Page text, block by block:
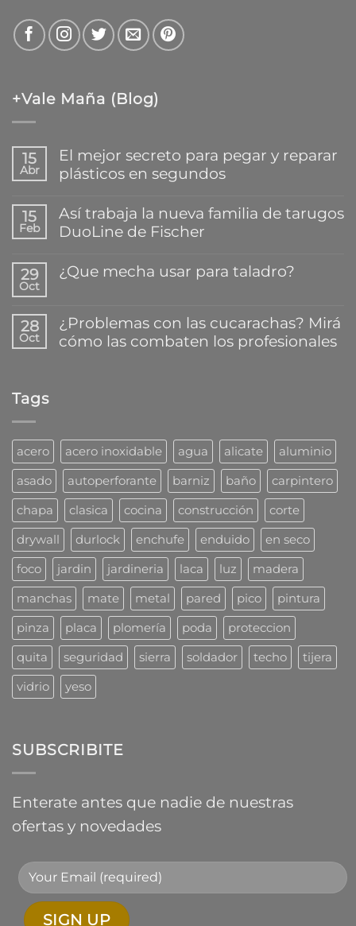
+Vale Maña (Blog)
15
Abr
El mejor secreto para pegar y reparar
plásticos en segundos
hay
comentarios
en
secreto
para
reparar
plásticos
en
15
Feb
Así trabaja la nueva familia de tarugos
DuoLine de Fischer
hay
comentarios
trabaja
la
nueva
29
Oct
¿Que mecha usar para taladro?
comentarios
en
¿Que
28
Oct
¿Problemas con las cucarachas? Mirá
cómo las combaten los profesionales
las
cucarachas?
Mirá
cómo
las
combaten
los
profesionales
Tags
acero acero inoxidable agua alicate
aluminio
asado
autoperforante barniz baño
carpintero
chapa
clasica cocina construcción
corte
drywall
durlock enchufe enduido
en seco
foco
jardin jardineria laca luz
madera
manchas
mate metal pared pico
pintura
pinza
placa plomería poda
proteccion
quita
seguridad sierra soldador techo
tijera
vidrio
yeso
SUBSCRIBITE
Enterate antes que nadie de nuestras
ofertas y novedades